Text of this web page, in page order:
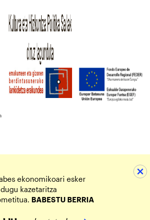
ekonomikoari esker
kazetaritza
BABESTU BERRIA